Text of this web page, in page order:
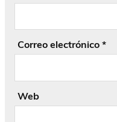
Correo electrónico *
Web